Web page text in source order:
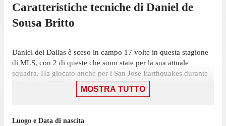
Caratteristiche tecniche di Daniel de
Sousa Britto
Daniel del Dallas è sceso in campo 17 volte in questa stagione
di MLS, con 2 di queste che sono state per la sua attuale
squadra. Ha giocato anche per i San Jose Earthquakes durante
Diego, nella sconfitta per 1-0. Ha mantenuto 5 volte la porta
MOSTRA TUTTO
Luogo e Data di nascita